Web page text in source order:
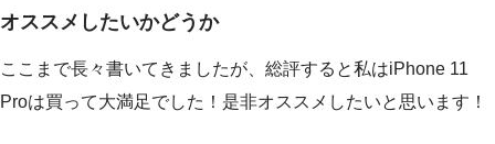
オススメしたいかどうか
ここまで長々書いてきましたが、総評すると私はiPhone 11
Proは買って大満足でした！是非オススメしたいと思います！